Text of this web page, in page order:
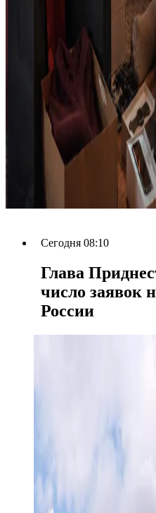
Сегодня 08:10
Глава
число заявок
России